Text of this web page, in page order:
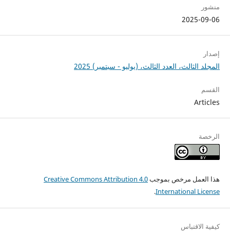
منشور
2025-09-06
إصدار
المجلد الثالث، العدد الثالث، (يوليو - سبتمبر) 2025
القسم
Articles
الرخصة
هذا العمل مرخص بموجبCreative Commons Attribution 4.0
International License
.
كيفية الاقتباس